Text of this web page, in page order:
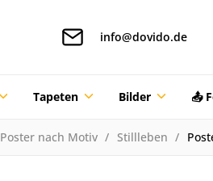
info@dovido.de
Tapeten Bilder 📤
Poster nach Motiv Stillleben